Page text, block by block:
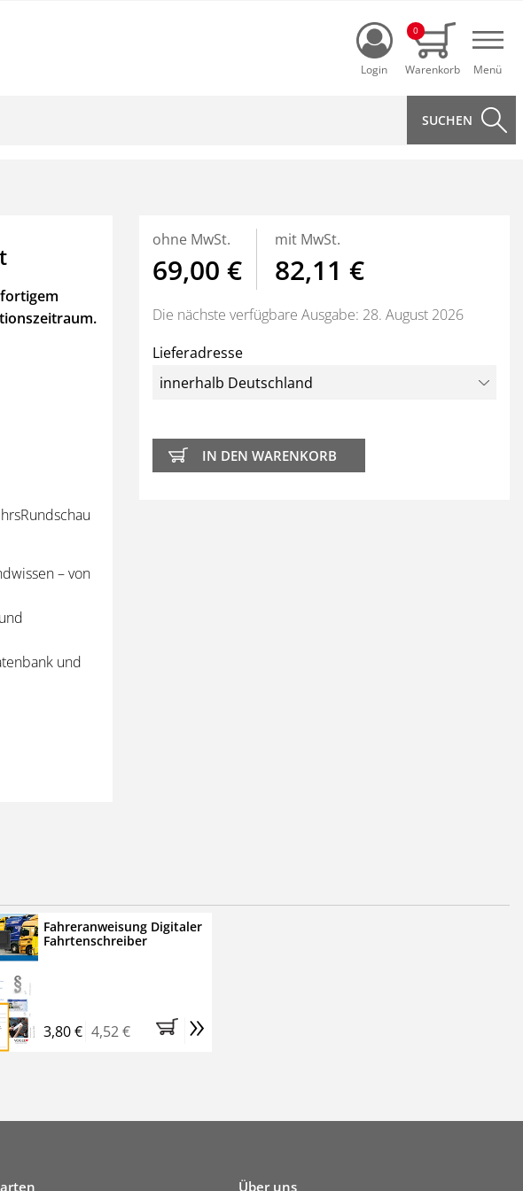
Login
0
– von
und
für zwei
2 Monaten
es
ohne MwSt.
69,00 €
mit MwSt.
82,11 €
Die nächste verfügbare Ausgabe: 28. August 2026
Lieferadresse
Fahreranweisung Digitaler
Fahrtenschreiber
3,80 € 4,52 € »
Über uns